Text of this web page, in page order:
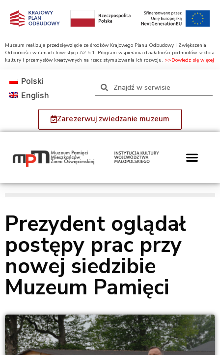
Muzeum realizuje przedsięwzięcie ze środków Krajowego Planu Odbudowy i Zwiększenia
Odporności w ramach Inwestycji A2.5.1: Program wspierania działalności podmiotów sektora
kultury i przemysłów kreatywnych na rzecz stymulowania ich rozwoju. >>Dowiedz się więcej
Zarezerwuj zwiedzanie muzeum
Polski
English
Prezydent oglądał
postępy prac przy
nowej siedzibie
Muzeum Pamięci